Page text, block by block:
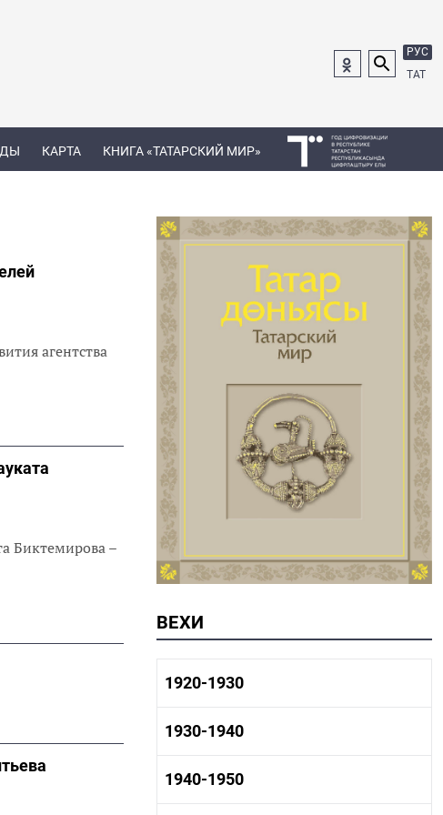
РУС
ТАТ
КАРТА КНИГА «ТАТАРСКИЙ МИР»
агентства
Биктемирова –
ВЕХИ
1920-1930
1920-1930 история
1920-1930 культура
1930-1940
1930-1940 история
1930-1940 культура
1940-1950